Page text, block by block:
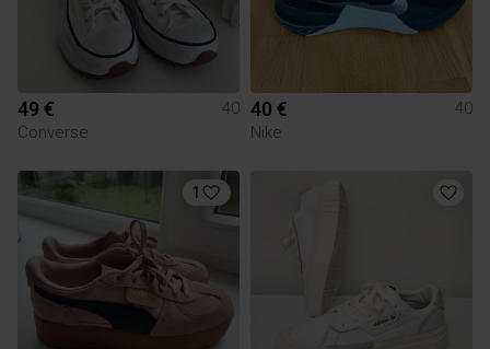
49 €
40
Converse
40 €
40
Nike
1